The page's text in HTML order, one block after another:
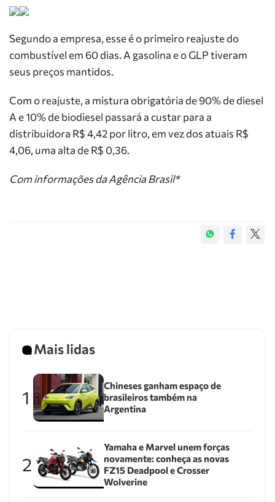
Segundo a empresa, esse é o primeiro reajuste do
combustível em 60 dias. A gasolina e o GLP tiveram
seus preços mantidos.
Com o reajuste, a mistura obrigatória de 90% de diesel
A e 10% de biodiesel passará a custar para a
distribuidora R$ 4,42 por litro, em vez dos atuais R$
4,06, uma alta de R$ 0,36.
Com informações da Agência Brasil*
Mais lidas
1
Chineses ganham espaço de
brasileiros também na
Argentina
2
Yamaha e Marvel unem forças
novamente: conheça as novas
FZ15 Deadpool e Crosser
Wolverine